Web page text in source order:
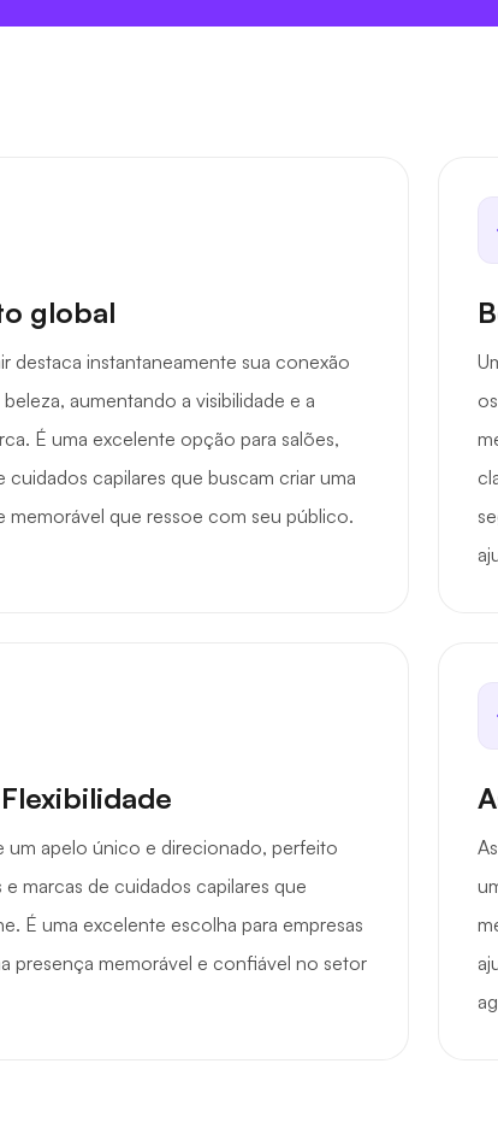
global
destaca instantaneamente sua conexão
aumentando a visibilidade e a
É uma excelente opção para salões,
cuidados capilares que buscam criar uma
memorável que ressoe com seu público.
um apelo único e direcionado, perfeito
marcas de cuidados capilares que
É uma excelente escolha para empresas
presença memorável e confiável no setor